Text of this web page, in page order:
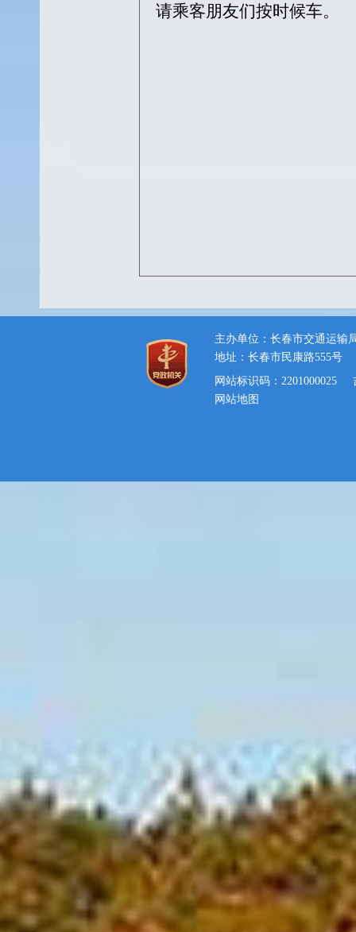
请乘客朋友们按时候车。
主办单位：长春市交通运输
地址：长春市民康路555号
网站标识码：2201000025
网站地图